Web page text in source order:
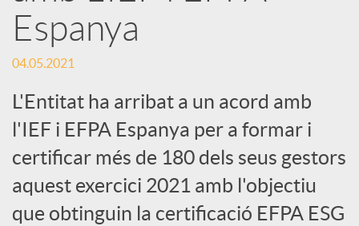
S
o
c
i
Espanya
04.05.2021
L'Entitat ha arribat a un acord amb
l'IEF i EFPA Espanya per a formar i
certificar més de 180 dels seus gestors
aquest exercici 2021 amb l'objectiu
que obtinguin la certificació EFPA ESG